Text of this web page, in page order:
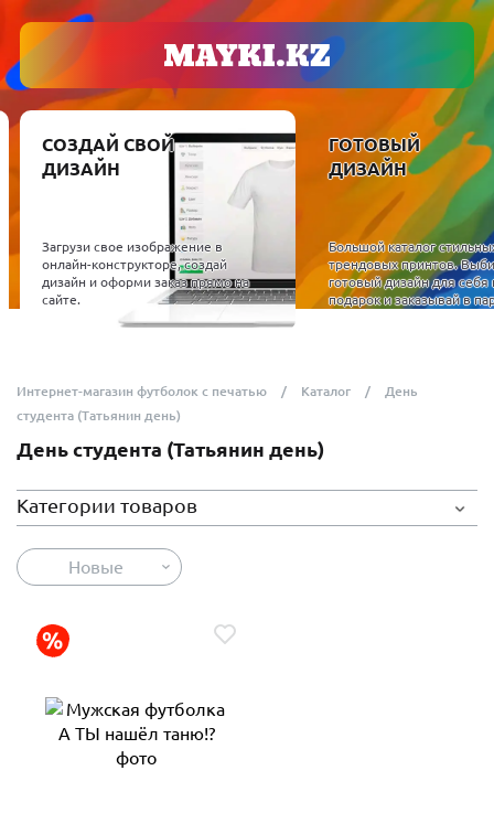
СОЗДАЙ СВОЙ
ДИЗАЙН
Загрузи свое изображение в
онлайн-конструкторе, создай
дизайн и оформи заказ прямо на
сайте.
ГОТОВЫЙ
ДИЗАЙН
Большой каталог
трендовых принтов.
готовый дизайн для себя
подарок и заказывай в
Интернет-магазин футболок с печатью Каталог
День
студента (Татьянин день)
День студента (Татьянин день)
Категории товаров
Новые